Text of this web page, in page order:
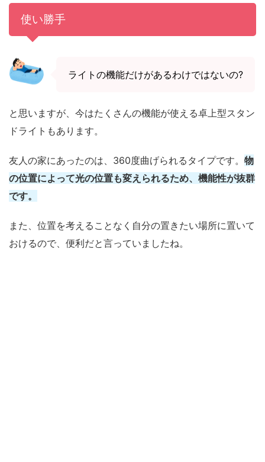
使い勝手
ライトの機能だけがあるわけではないの?
と思いますが、今はたくさんの機能が使える卓上型スタン
ドライトもあります。
友人の家にあったのは、360度曲げられるタイプです。 物
の位置によって光の位置も変えられるため、機能性が抜群
です。
また、位置を考えることなく自分の置きたい場所に置いて
おけるので、便利だと言っていましたね。